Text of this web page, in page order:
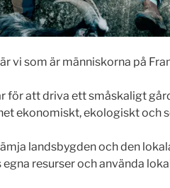
vi som är människorna på
för att driva ett småskaligt
ekonomiskt, ekologiskt och
landsbygden och den
egna resurser och använda